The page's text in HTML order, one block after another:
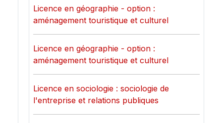
Licence en géographie - option :
aménagement touristique et culturel
Licence en géographie - option :
aménagement touristique et culturel
Licence en sociologie : sociologie de
l'entreprise et relations publiques